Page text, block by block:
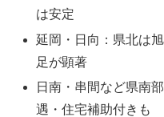
は安定
延岡・日向：県北は
足が顕著
日南・串間など県南
遇・住宅補助付きも